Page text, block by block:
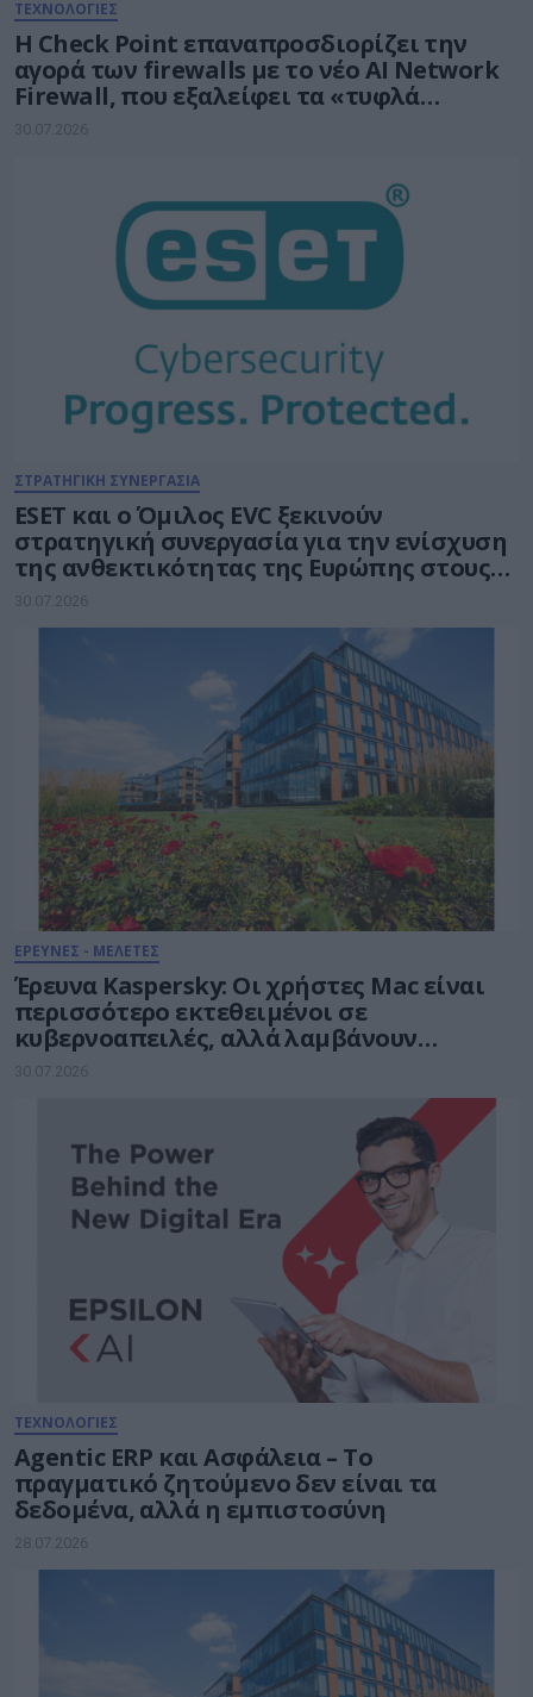
ΤΕΧΝΟΛΟΓΙΕΣ
Η Check Point επαναπροσδιορίζει την
αγορά των firewalls με το νέο AI Network
Firewall, που εξαλείφει τα «τυφλά
σημεία» της Τεχνητής Νοημοσύνης σε
30.07.2026
ΣΤΡΑΤΗΓΙΚΗ ΣΥΝΕΡΓΑΣΙΑ
ESET και ο Όμιλος EVC ξεκινούν
στρατηγική συνεργασία για την ενίσχυση
της ανθεκτικότητας της Ευρώπης στους
τομείς κυβερνοασφάλειας και ενέργειας
30.07.2026
ΕΡΕΥΝΕΣ - ΜΕΛΕΤΕΣ
Έρευνα Kaspersky: Οι χρήστες Mac είναι
περισσότερο εκτεθειμένοι σε
κυβερνοαπειλές, αλλά λαμβάνουν
λιγότερα μέτρα προστασίας
30.07.2026
ΤΕΧΝΟΛΟΓΙΕΣ
Agentic ERP και Ασφάλεια – Το
πραγματικό ζητούμενο δεν είναι τα
δεδομένα, αλλά η εμπιστοσύνη
28.07.2026